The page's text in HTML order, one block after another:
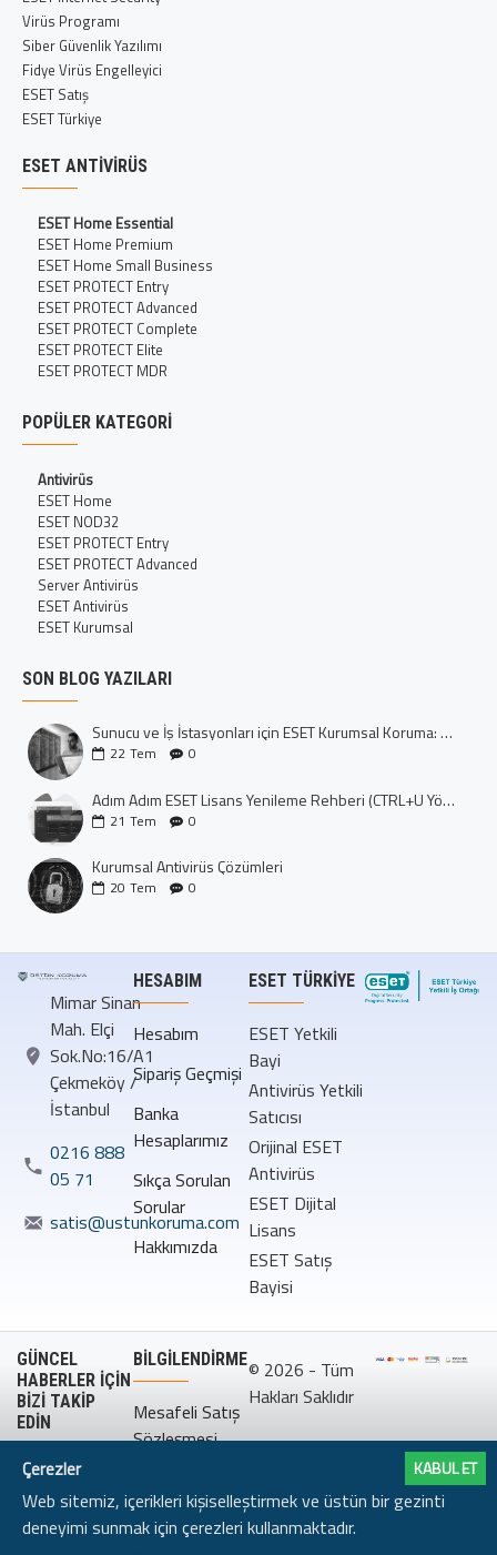
Virüs Programı
Siber Güvenlik Yazılımı
Fidye Virüs Engelleyici
ESET Satış
ESET Türkiye
ESET ANTIVIRÜS
ESET Home Essential
ESET Home Premium
ESET Home Small Business
ESET PROTECT Entry
ESET PROTECT Advanced
ESET PROTECT Complete
ESET PROTECT Elite
ESET PROTECT MDR
POPÜLER KATEGORI
Antivirüs
ESET Home
ESET NOD32
ESET PROTECT Entry
ESET PROTECT Advanced
Server Antivirüs
ESET Antivirüs
ESET Kurumsal
SON BLOG YAZILARI
Sunucu ve İş İstasyonları için ESET Kurumsal Koruma: Dijital Kalenizi İnşa Edin
22 Tem 0
Adım Adım ESET Lisans Yenileme Rehberi (CTRL+U Yöntemi)
21 Tem 0
Kurumsal Antivirüs Çözümleri
20 Tem 0
Mimar Sinan
Mah. Elçi
Sok.No:16/A1
Çekmeköy /
İstanbul
0216 888
05 71
satis@ustunkoruma.com
HESABIM
Hesabım
Sipariş Geçmişi
Banka
Hesaplarımız
Sıkça Sorulan
Sorular
Hakkımızda
ESET TÜRKIYE
ESET Yetkili
Bayi
Antivirüs Yetkili
Satıcısı
Orijinal ESET
Antivirüs
ESET Dijital
Lisans
ESET Satış
Bayisi
GÜNCEL
HABERLER İÇİN
BİZİ TAKİP
EDİN
BILGILENDIRME
Mesafeli Satış
Sözleşmesi
Politikası
© 2026 - Tüm
Hakları Saklıdır
KABUL ET
Çerezler
Web sitemiz, içerikleri kişiselleştirmek ve üstün bir gezinti
deneyimi sunmak için çerezleri kullanmaktadır.